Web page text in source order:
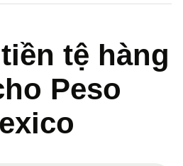
tệ hàng
Peso